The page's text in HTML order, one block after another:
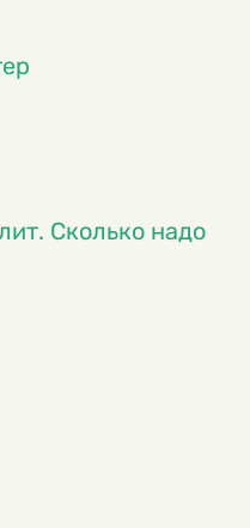
Сколько надо